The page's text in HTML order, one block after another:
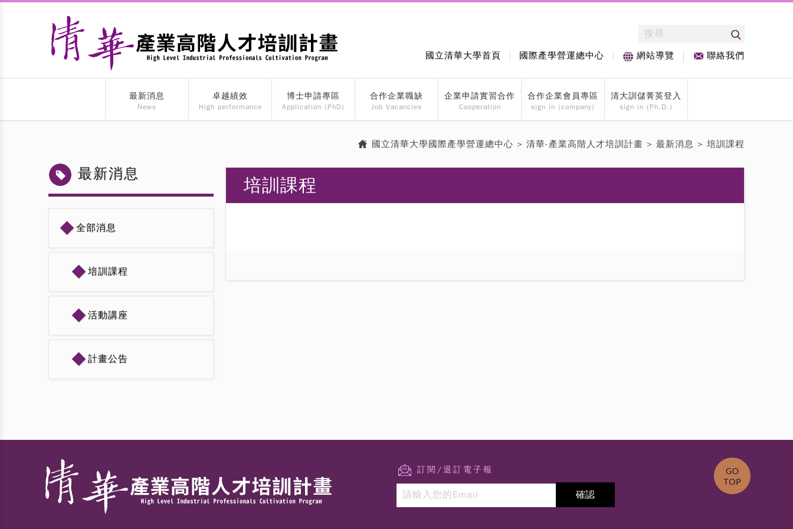
國立清華大學首頁 國際產學營運總中心 網站導覽 聯絡我們
最新消息
News
卓越績效
High performance
博士申請專區
Application (PhD)
合作企業職缺
Job Vacancies
企業申請實習合作
Cooperation
合作企業會員專區
sign in (company)
清大訓儲菁英登入
sign in (Ph.D.)
國立清華大學國際產學營運總中心 > 清華-產業高階人才培訓計畫 > 最新消息 > 培訓課程
最新消息
◆全部消息
◆培訓課程
◆活動講座
◆計畫公告
培訓課程
訂閱/退訂電子報